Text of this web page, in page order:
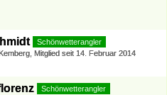
Schönwetterangler
Mitglied seit 14. Februar 2014
Schönwetterangler